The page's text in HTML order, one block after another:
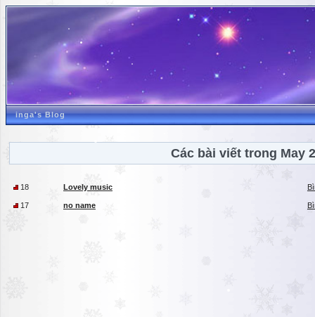
inga's Blog
Các bài viết trong May
18 Lovely music
17 no name